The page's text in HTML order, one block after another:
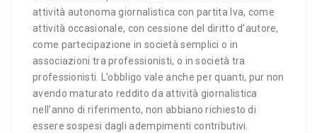
attività autonoma giornalistica con partita Iva, come
attività occasionale, con cessione del diritto d’autore,
come partecipazione in società semplici o in
associazioni tra professionisti, o in società tra
professionisti. L’obbligo vale anche per quanti, pur non
avendo maturato reddito da attività giornalistica
nell’anno di riferimento, non abbiano richiesto di
essere sospesi dagli adempimenti contributivi.